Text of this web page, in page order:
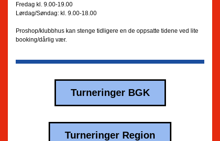
Fredag kl. 9.00-19.00
Lørdag/Søndag: kl. 9.00-18.00
Proshop/klubbhus kan stenge tidligere en de oppsatte tidene ved lite
booking/dårlig vær.
Turneringer BGK
Turneringer Region